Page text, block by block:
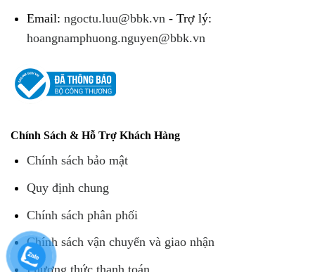
Email: ngoctu.luu@bbk.vn- Trợ lý:
hoangnamphuong.nguyen@bbk.vn
Chính Sách & Hỗ Trợ Khách Hàng
Chính sách bảo mật
Quy định chung
Chính sách phân phối
Chính sách vận chuyển và giao nhận
Phương thức thanh toán